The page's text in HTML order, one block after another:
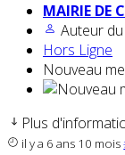
MAIRIE DE
Auteur
Hors Ligne
Nouveau
Plus
il y a 6 ans 10 mois